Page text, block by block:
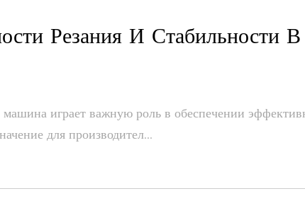
Резания И Стабильности В
играет важную роль в обеспечении
для производител...